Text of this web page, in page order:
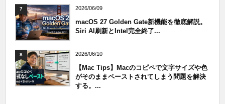
7 2026/06/09
macOS 27 Golden Gate新機能を徹底解説。
Siri AI刷新とIntel完全終了...
8 2026/06/10
【Mac Tips】Macのコピペで文字サイズや色
がそのままペーストされてしまう問題を解決
する。...